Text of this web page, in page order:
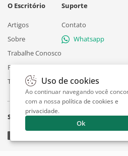
O Escritório
Artigos
Sobre
Trabalhe Conosco
Privacidade
Termos
Suporte
Contato
Whatsapp
Siga
Uso de cookies
Ao continuar navegando você
com a nossa política de cookies e
privacidade.
Ok